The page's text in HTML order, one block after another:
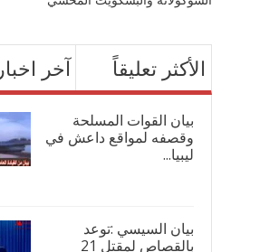
آخر اخبار الأكثر تعليقاً
بيان القوات المسلحة
وقصفه لمواقع داعش في
ليبيا...
بيان السيسي :توعد
بالقصاص لمقتل 21